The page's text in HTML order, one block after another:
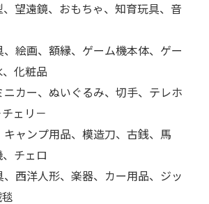
、望遠鏡、おもちゃ、知育玩具、音
絵画、額縁、ゲーム機本体、ゲー
、化粧品
ニカー、ぬいぐるみ、切手、テレホ
ェリ－
キャンプ用品、模造刀、古銭、馬
チェロ
、西洋人形、楽器、カー用品、ジッ